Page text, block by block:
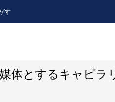
す
体とするキャピラ